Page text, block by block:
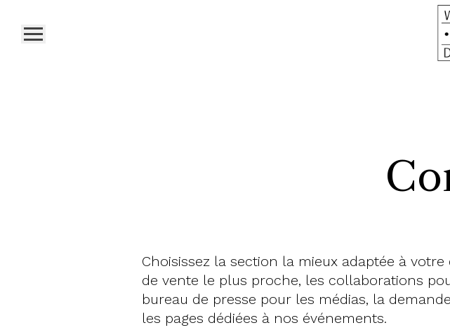
Choisissez la section la mieux adaptée à
de vente le plus proche, les collaborations
bureau de presse pour les médias, la
les pages dédiées à nos événements.